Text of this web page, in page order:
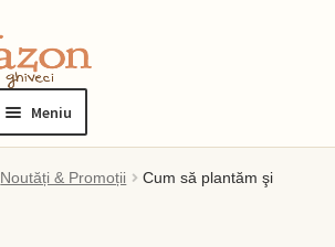
Meniu
Noutăți & Promoții
Cum să plantăm şi